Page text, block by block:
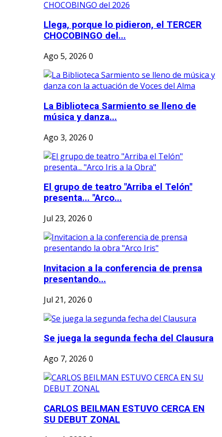
Llega, porque lo pidieron, el TERCER
CHOCOBINGO del...
Ago 5, 2026 0
La Biblioteca Sarmiento se lleno de
música y danza...
Ago 3, 2026 0
El grupo de teatro "Arriba el Telón"
presenta... "Arco...
Jul 23, 2026 0
Invitacion a la conferencia de prensa
presentando...
Jul 21, 2026 0
Se juega la segunda fecha del Clausura
Ago 7, 2026 0
CARLOS BEILMAN ESTUVO CERCA EN
SU DEBUT ZONAL